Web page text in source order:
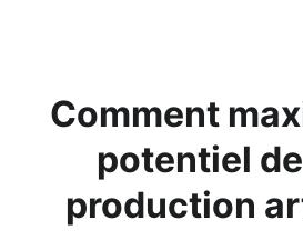
Comment
potentiel
production